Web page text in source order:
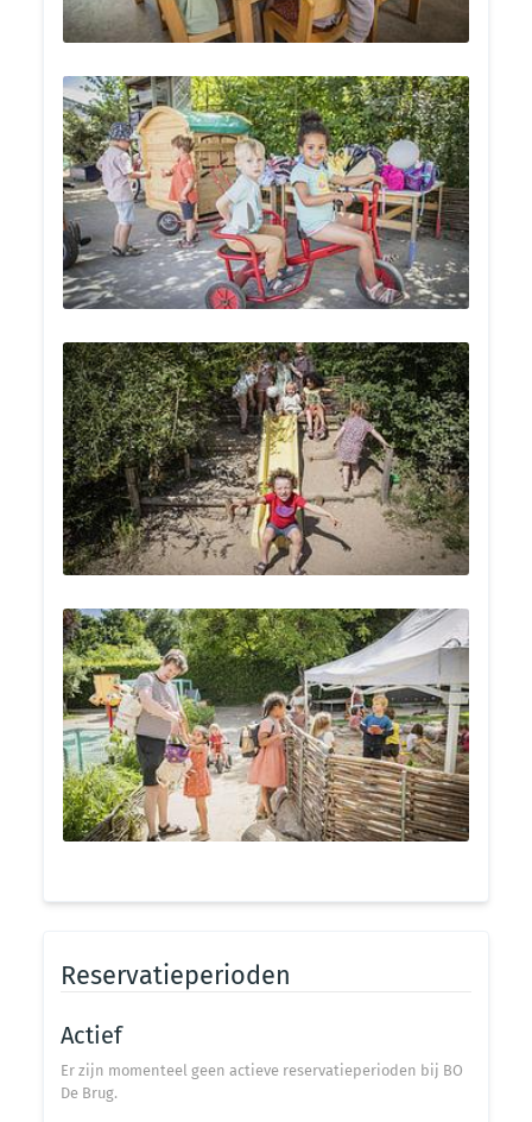
Reservatieperioden
Actief
Er zijn momenteel geen actieve reservatieperioden bij BO
De Brug.